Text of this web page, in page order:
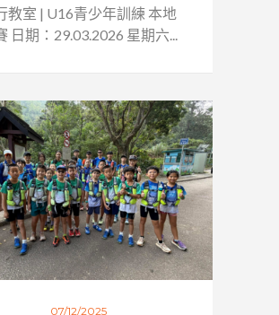
教室 | U16青少年訓練 本地
日期：29.03.2026 星期六...
07/12/2025